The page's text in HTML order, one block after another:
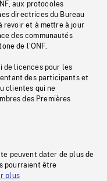
aux protocoles
directrices du Bureau
revoir et à mettre à jour
des communautés
de l’ONF.
de licences pour les
des participants et
clientes qui ne
des Premières
peuvent dater de plus de
pourraient être
plus